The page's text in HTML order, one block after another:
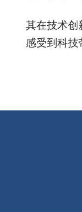
其在技术创
感受到科技